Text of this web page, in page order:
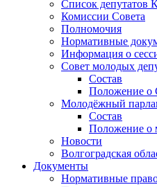
Список депутатов
Комиссии Совета
Полномочия
Нормативные
Информация о
Совет молодых
Состав
Положение о
Молодёжный
Состав
Положение о
Новости
Волгоградская
Документы
Нормативные